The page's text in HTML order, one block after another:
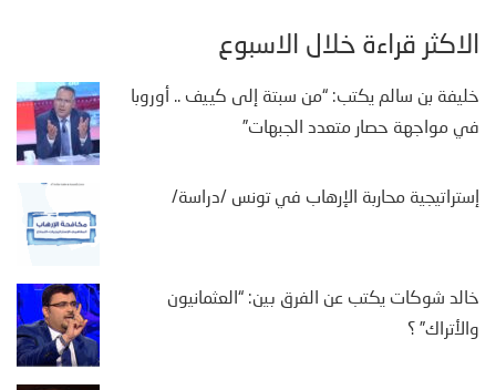
الأكثر قراءة خلال الأسبوع
خليفة بن سالم يكتب: “من سبتة إلى كييف .. أوروبا
في مواجهة حصار متعدد الجبهات”
إستراتيجية محاربة الإرهاب في تونس /دراسة/
خالد شوكات يكتب عن الفرق بين: “العثمانيون
والأتراك” ؟